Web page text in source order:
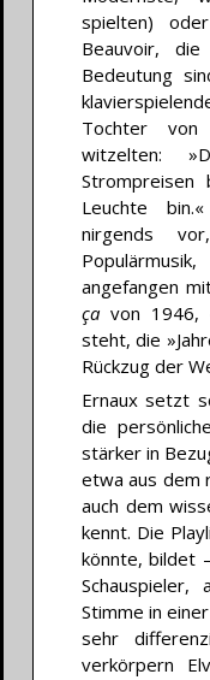
spielten)
Beauvoir,
Bedeutung
Tochter von
witzelten:
Leuchte
nirgends
angefangen
ça von 1946,
steht, die
Rückzug der
Ernaux setzt
die
stärker in
etwa aus dem
auch dem
kennt. Die
könnte, bildet
Stimme in
sehr
verkörpern